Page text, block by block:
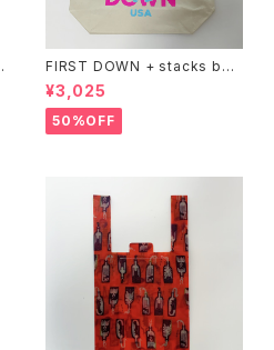
FIRST DOWN + stacks boo
kstore BIG TOTE
¥3,025
50%OFF